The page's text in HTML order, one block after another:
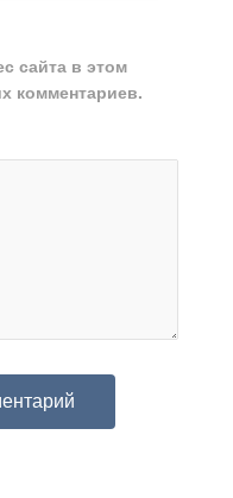
сайта в этом
комментариев.